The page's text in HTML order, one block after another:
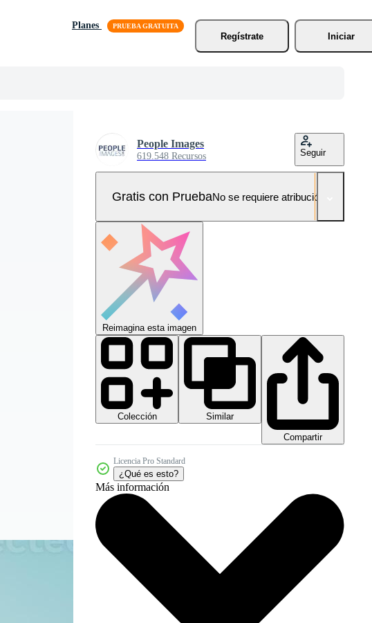
Planes
Regístrate
Iniciar
People Images
619.548 Recursos Seguir
Gratis con PruebaNo se requiere atribución!
Reimagina esta imagen
Colección
Similar
Compartir
Licencia Pro Standard
¿Qué es esto?
Más información